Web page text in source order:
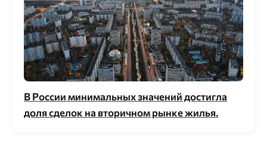
В России минимальных значений достигла
доля сделок на вторичном рынке жилья.